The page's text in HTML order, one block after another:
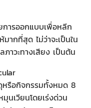
การออกแบบเพื่อหลีก
ากที่สุด ไม่ว่าจะเป็นใน
าวะทางเสียง เป็นต้น
หรือกิจกรรมทั้งหมด 8
นเวียนโดยเร่งด่วน